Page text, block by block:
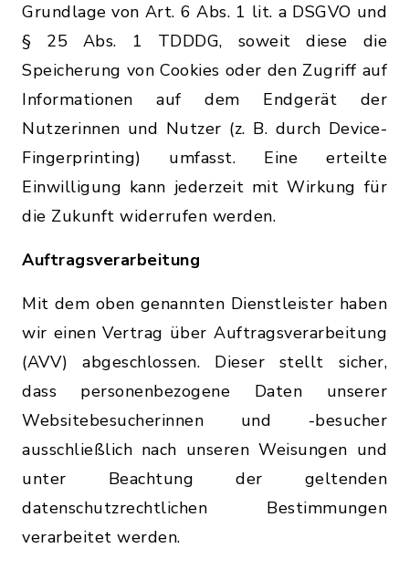
Grundlage von Art. 6 Abs. 1 lit. a DSGVO und
§ 25 Abs. 1 TDDDG, soweit diese die
Speicherung von Cookies oder den Zugriff auf
Informationen auf dem Endgerät der
Nutzerinnen und Nutzer (z. B. durch Device-
Fingerprinting) umfasst. Eine erteilte
Einwilligung kann jederzeit mit Wirkung für
die Zukunft widerrufen werden.
Auftragsverarbeitung
Mit dem oben genannten Dienstleister haben
wir einen Vertrag über Auftragsverarbeitung
(AVV) abgeschlossen. Dieser stellt sicher,
dass personenbezogene Daten unserer
Websitebesucherinnen und -besucher
ausschließlich nach unseren Weisungen und
unter Beachtung der geltenden
datenschutzrechtlichen Bestimmungen
verarbeitet werden.